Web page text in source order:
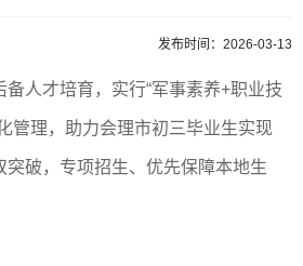
发布时间：2026-03-13
人才培育，实行“军事素养+职业技
管理，助力会理市初三毕业生实现
突破，专项招生、优先保障本地生